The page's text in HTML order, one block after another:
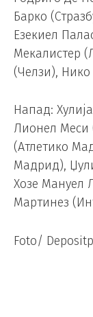
Барко
Езекиел
Мекалистер
(Челзи),
Напад:
Лионел Меси
(Атлетико
Мадрид),
Хозе Мануел
Мартинез
Foto/